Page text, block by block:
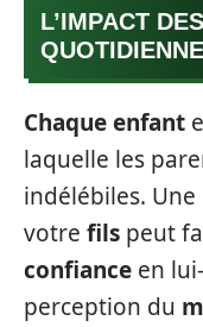
L’IMPACT
QUOTIDIENNE
Chaque enfant
laquelle les
indélébiles.
votre fils peut
confiance en
perception du